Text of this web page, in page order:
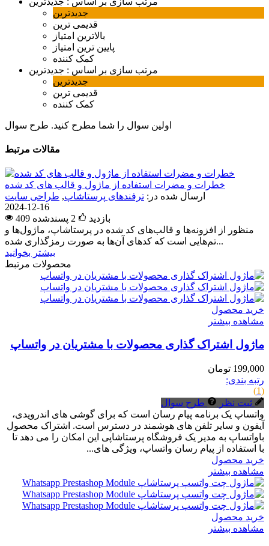
جدیدترین
قدیمی ترین
بالاترین امتیاز
پایین ترین امتیاز
کمک کننده
مرتب سازی بر اساس : جدیدترین
جدیدترین
قدیمی ترین
کمک کننده
اولین سوال را شما مطرح کنید. طرح سوال
مقالات مرتبط
خطرات و مضرات استفاده از ماژول و قالب های کد شده
ارسال شده در: ترفندهای پرستاشاپ, طراحی سایت
2024-12-16
409 بازدید
2 پسندشده
منظور از افزونه‌ها و قالب‌های کد شده در پرستاشاپ، ماژول‌ها و
تم‌هایی است که کدهای آن‌ها به صورت رمزگذاری شده...
بیشتر بخوانید
محصولات مرتبط
خرید محصول
مشاهده بیشتر
ماژول اشتراک گذاری محصولات با مشتریان در واتساپ
199,000 تومان
رتبه بندی:
(1)
ثبت نظر
طرح سوال
واتساپ یک برنامه پیام رسان است که برای گوشی های اندرویدی،
آیفون و سایر تلفن های هوشمند در دسترس است. اشتراک محصول
باواتساپ به مدیر یک فروشگاه پرستاشاپی این امکان را می دهد تا
با استفاده از پیام رسان واتساپ، ویژگی های...
خرید محصول
مشاهده بیشتر
خرید محصول
مشاهده بیشتر